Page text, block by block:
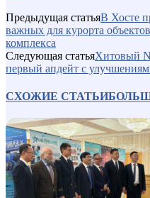
Предыдущая статьяВ Хосте
важных для курорта
комплекса
Следующая статьяХитовый
первый апдейт с
СХОЖИЕ СТАТЬИ